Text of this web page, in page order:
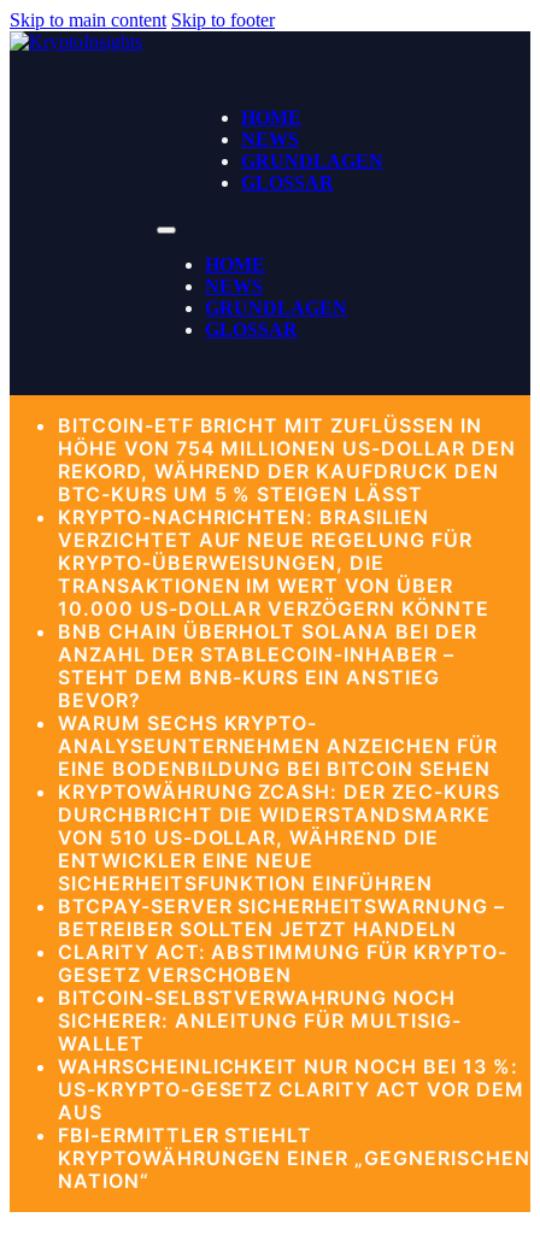
Skip to main content Skip to footer
HOME
NEWS
GRUNDLAGEN
GLOSSAR
HOME
NEWS
GRUNDLAGEN
GLOSSAR
BITCOIN-ETF BRICHT MIT ZUFLÜSSEN IN
HÖHE VON 754 MILLIONEN US-DOLLAR DEN
REKORD, WÄHREND DER KAUFDRUCK DEN
BTC-KURS UM 5 % STEIGEN LÄSST
KRYPTO-NACHRICHTEN: BRASILIEN
VERZICHTET AUF NEUE REGELUNG FÜR
KRYPTO-ÜBERWEISUNGEN, DIE
TRANSAKTIONEN IM WERT VON ÜBER
10.000 US-DOLLAR VERZÖGERN KÖNNTE
BNB CHAIN ÜBERHOLT SOLANA BEI DER
ANZAHL DER STABLECOIN-INHABER –
STEHT DEM BNB-KURS EIN ANSTIEG
BEVOR?
WARUM SECHS KRYPTO-
ANALYSEUNTERNEHMEN ANZEICHEN FÜR
EINE BODENBILDUNG BEI BITCOIN SEHEN
KRYPTOWÄHRUNG ZCASH: DER ZEC-KURS
DURCHBRICHT DIE WIDERSTANDSMARKE
VON 510 US-DOLLAR, WÄHREND DIE
ENTWICKLER EINE NEUE
SICHERHEITSFUNKTION EINFÜHREN
BTCPAY-SERVER SICHERHEITSWARNUNG –
BETREIBER SOLLTEN JETZT HANDELN
CLARITY ACT: ABSTIMMUNG FÜR KRYPTO-
GESETZ VERSCHOBEN
BITCOIN-SELBSTVERWAHRUNG NOCH
SICHERER: ANLEITUNG FÜR MULTISIG-
WALLET
WAHRSCHEINLICHKEIT NUR NOCH BEI 13 %:
US-KRYPTO-GESETZ CLARITY ACT VOR DEM
AUS
FBI-ERMITTLER STIEHLT
KRYPTOWÄHRUNGEN EINER „GEGNERISCHEN
NATION“